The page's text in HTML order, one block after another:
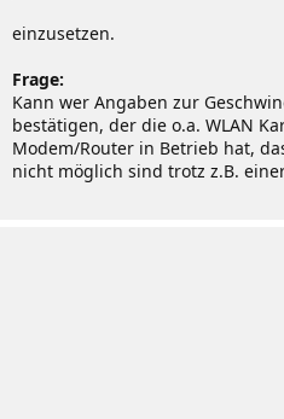
einzusetzen.
Frage:
Kann wer Angaben zur
bestätigen, der die o.a. WLAN
Modem/Router in Betrieb hat,
nicht möglich sind trotz z.B.